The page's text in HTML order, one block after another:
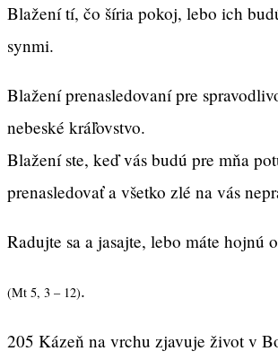
Blažení tí, čo šíria pokoj, lebo ich
synmi.
Blažení prenasledovaní pre
nebeské kráľovstvo.
Blažení ste, keď vás budú pre mňa
prenasledovať a všetko zlé na vás
Radujte sa a jasajte, lebo máte hojnú
(Mt 5, 3 – 12).
205 Kázeň na vrchu zjavuje život v